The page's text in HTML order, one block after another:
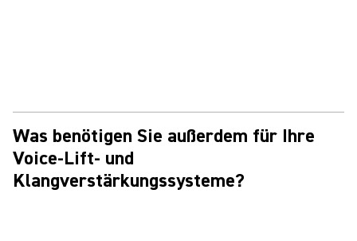
Was benötigen Sie außerdem für Ihre
Voice-Lift- und
Klangverstärkungssysteme?